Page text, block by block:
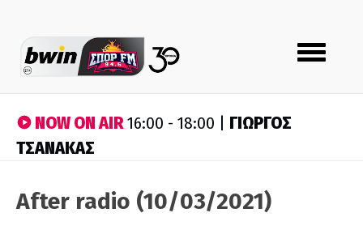
Toggle
navigation
NOW ON AIR16:00 - 18:00 | ΓΙΩΡΓΟΣ
ΤΣΑΝΑΚΑΣ
After radio (10/03/2021)